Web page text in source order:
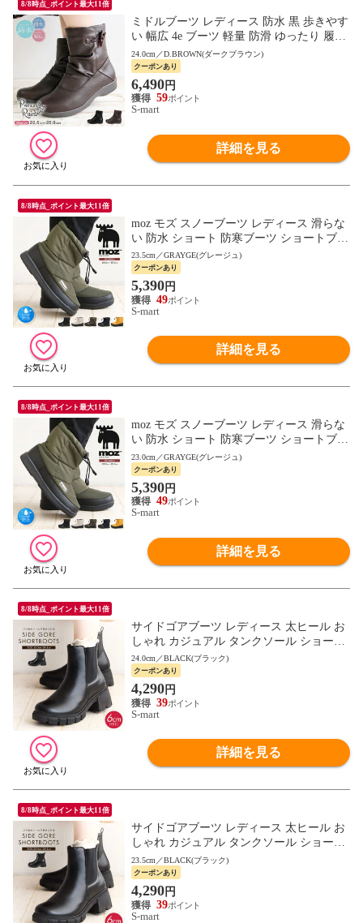
8/8時点_ポイント最大11倍
ミドルブーツ レディース 防水 黒 歩きやす
い 幅広 4e ブーツ 軽量 防滑 ゆったり 履き
やすい 軽い 撥水 秋 冬 シンプル 556-2878
24.0cm／D.BROWN(ダークブラウン)
クーポンあり
6,490円
59
S-mart
詳細を見る
8/8時点_ポイント最大11倍
moz モズ スノーブーツ レディース 滑らな
い 防水 ショート 防寒ブーツ ショートブー
ツ ボア おしゃれ 黒 ブラック ネイビー カ
ーキ 7000
23.5cm／GRAYGE(グレージュ)
クーポンあり
5,390円
49
S-mart
詳細を見る
8/8時点_ポイント最大11倍
moz モズ スノーブーツ レディース 滑らな
い 防水 ショート 防寒ブーツ ショートブー
ツ ボア おしゃれ 黒 ブラック ネイビー カ
ーキ 7000
23.0cm／GRAYGE(グレージュ)
クーポンあり
5,390円
49
S-mart
詳細を見る
8/8時点_ポイント最大11倍
サイドゴアブーツ レディース 太ヒール お
しゃれ カジュアル タンクソール ショート
Rakuchine sports 黒 ブラック 531-670
24.0cm／BLACK(ブラック)
クーポンあり
4,290円
39
S-mart
詳細を見る
8/8時点_ポイント最大11倍
サイドゴアブーツ レディース 太ヒール お
しゃれ カジュアル タンクソール ショート
Rakuchine sports 黒 ブラック 531-670
23.5cm／BLACK(ブラック)
クーポンあり
4,290円
39
S-mart